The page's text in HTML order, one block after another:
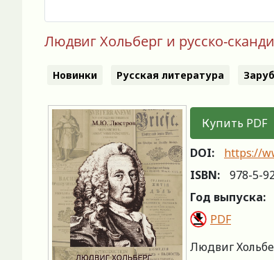
Людвиг Хольберг и русско-
Новинки Русская литература
Купить PDF
DOI:
https://
ISBN:
978-5-
Год выпуска:
PDF
Людвиг